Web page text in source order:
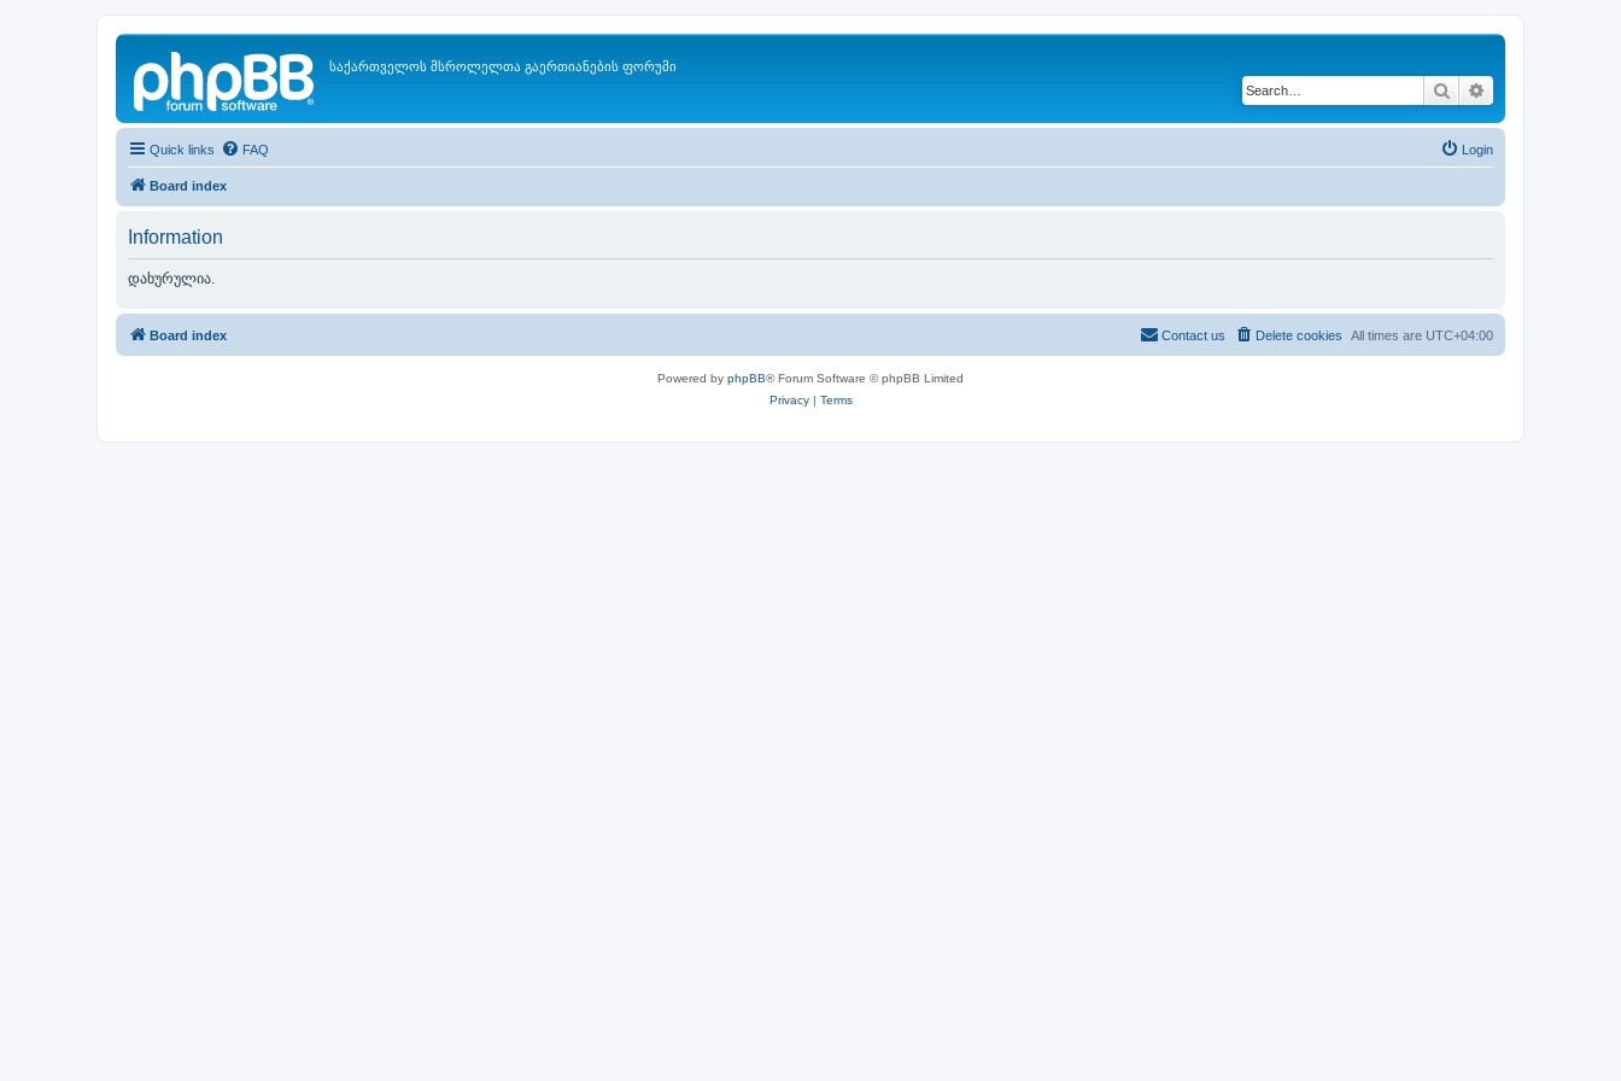
საქართველოს მსროლელთა გაერთიანების ფორუმი
Search
Quick links FAQ Login
Board index
Information
დახურულია.
Board index All times are UTC+04:00
Delete cookies
Contact us
Powered by phpBB® Forum Software © phpBB Limited
Privacy| Terms